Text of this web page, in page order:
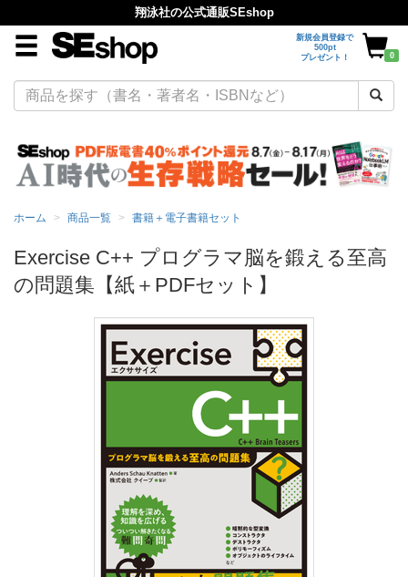
翔泳社の公式通販SEshop
新規会員登録で
500pt
プレゼント！
0
ホーム 商品一覧 書籍＋電子書籍セット
Exercise C++ プログラマ脳を鍛える至高
の問題集【紙＋PDFセット】